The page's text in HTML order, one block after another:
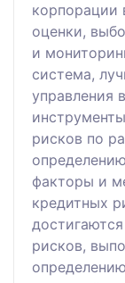
корпорации
оценки,
и
система,
управления
рисков по
факторы и
кредитных
рисков,